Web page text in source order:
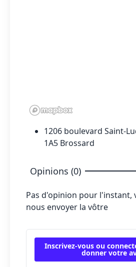
1206 boulevard Saint-
1A5 Brossard
Opinions (0)
Pas d'opinion pour l'instant,
nous envoyer la vôtre
Inscrivez-vous ou
donner votre